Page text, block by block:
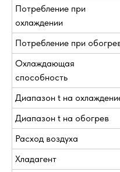
Потребление при
охлаждении
Потребление при
Охлаждающая
способность
Диапазон t на
Диапазон t на обогрев
Расход воздуха
Хладагент